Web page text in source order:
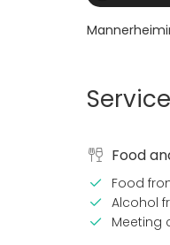
Food
Food
Alcohol
Meeting